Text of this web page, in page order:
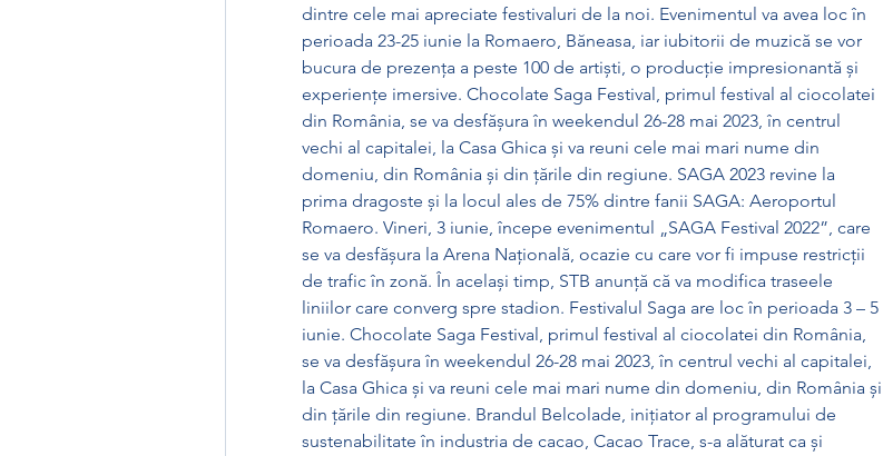
dintre cele mai apreciate festivaluri de la noi. Evenimentul va avea loc în
perioada 23-25 iunie la Romaero, Băneasa, iar iubitorii de muzică se vor
bucura de prezența a peste 100 de artiști, o producție impresionantă și
experiențe imersive. Chocolate Saga Festival, primul festival al ciocolatei
din România, se va desfășura în weekendul 26-28 mai 2023, în centrul
vechi al capitalei, la Casa Ghica și va reuni cele mai mari nume din
domeniu, din România și din țările din regiune. SAGA 2023 revine la
prima dragoste și la locul ales de 75% dintre fanii SAGA: Aeroportul
Romaero. Vineri, 3 iunie, începe evenimentul „SAGA Festival 2022”, care
se va desfășura la Arena Națională, ocazie cu care vor fi impuse restricții
de trafic în zonă. În același timp, STB anunță că va modifica traseele
liniilor care converg spre stadion. Festivalul Saga are loc în perioada 3 – 5
iunie. Chocolate Saga Festival, primul festival al ciocolatei din România,
se va desfășura în weekendul 26-28 mai 2023, în centrul vechi al capitalei,
la Casa Ghica și va reuni cele mai mari nume din domeniu, din România și
din țările din regiune. Brandul Belcolade, inițiator al programului de
sustenabilitate în industria de cacao, Cacao Trace, s-a alăturat ca și